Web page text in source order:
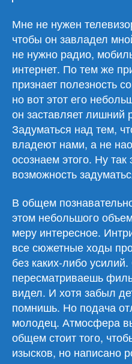
Мне не нужен
чтобы он завладел
не нужно радио,
интернет. По тем же
признает полезность
но вот этот его
он заставляет лишний
Задуматься над тем,
владеют нами, а не
осознаем этого. Ну
возможность
В общем
этом небольшого
меру интересное.
все сюжетные ходы
без каких-либо
пересматриваешь
видел. И хотя забыл
помнишь. Но подача
молодец. Атмосфера
общем стоит того,
изысков, но написано